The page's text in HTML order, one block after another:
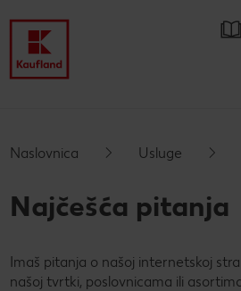
Preskoči na
Podnožje
Lijeva bočna traka
Pregled
Aktualni katalozi
O nama
Ponude uz Kaufland Card
Naše marke
Recepti
Naslovnica Usluge
Najčešća pitanja
Imaš pitanja o našoj internetskoj
našoj tvrtki, poslovnicama ili